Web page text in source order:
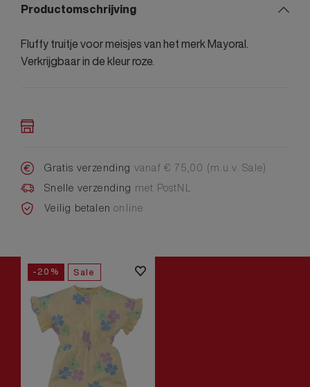
Productomschrijving
Fluffy truitje voor meisjes van het merk Mayoral.
Verkrijgbaar in de kleur roze.
Gratis verzending vanaf € 75,00 (m.u.v. Sale)
Snelle verzending met PostNL
Veilig betalenonline
-20% Sale